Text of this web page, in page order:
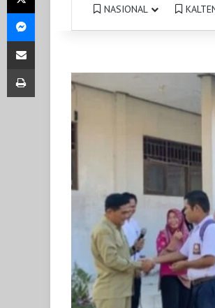
NASIONAL
Messenger
Share via Email